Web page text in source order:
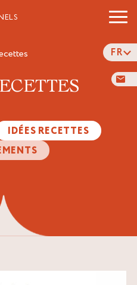
FR
IDÉES RECETTES